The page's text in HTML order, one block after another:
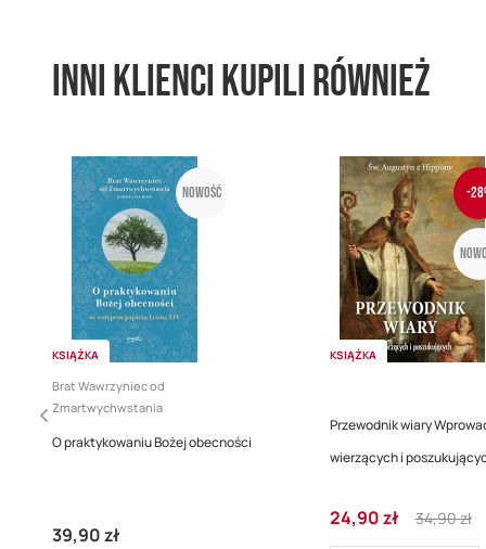
Inni klienci kupili również
Nowość
KSIĄŻKA
Brat Wawrzyniec od
Zmartwychwstania
O praktykowaniu Bożej obecności
39,90 zł
-
KSIĄŻKA
Przewodnik wiary
wierzących i
Cena
promocyjna
24,90 zł
Regular
Price
34,90 zł